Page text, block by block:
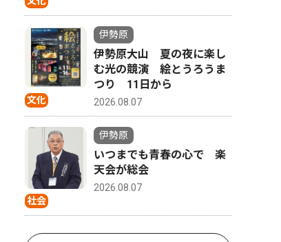
文化
伊勢原
伊勢原大山 夏の夜に楽し
む光の競演 絵とうろうま
つり 11日から
2026.08.07
社会
伊勢原
いつまでも青春の心で 楽
天会が総会
2026.08.07